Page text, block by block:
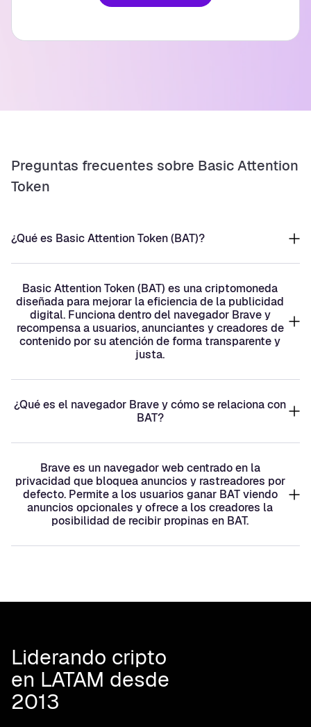
Preguntas frecuentes sobre Basic Attention
Token
¿Qué es Basic Attention Token (BAT)?
Basic Attention Token (BAT) es una criptomoneda
diseñada para mejorar la eficiencia de la publicidad
digital. Funciona dentro del navegador Brave y
recompensa a usuarios, anunciantes y creadores de
contenido por su atención de forma transparente y
justa.
¿Qué es el navegador Brave y cómo se relaciona con
BAT?
Brave es un navegador web centrado en la
privacidad que bloquea anuncios y rastreadores por
defecto. Permite a los usuarios ganar BAT viendo
anuncios opcionales y ofrece a los creadores la
posibilidad de recibir propinas en BAT.
Liderando cripto
en LATAM desde
2013